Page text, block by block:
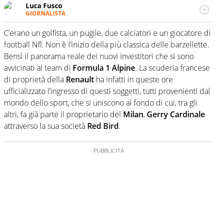
Luca Fusco
GIORNALISTA
Giornalista multimediale. Quando si accendono i motori,
lui sgasa, impenna, derapa. E spesso e volentieri finisce
sul podio
C’erano un golfista, un pugile, due calciatori e un giocatore di
football Nfl. Non è l’inizio della più classica delle barzellette.
Bensì il panorama reale dei nuovi investitori che si sono
avvicinati al team di Formula 1 Alpine. La scuderia francese
di proprietà della Renault ha infatti in queste ore
ufficializzato l’ingresso di questi soggetti, tutti provenienti dal
mondo dello sport, che si uniscono al fondo di cui, tra gli
altri, fa già parte il proprietario del Milan, Gerry Cardinale
attraverso la sua società Red Bird.